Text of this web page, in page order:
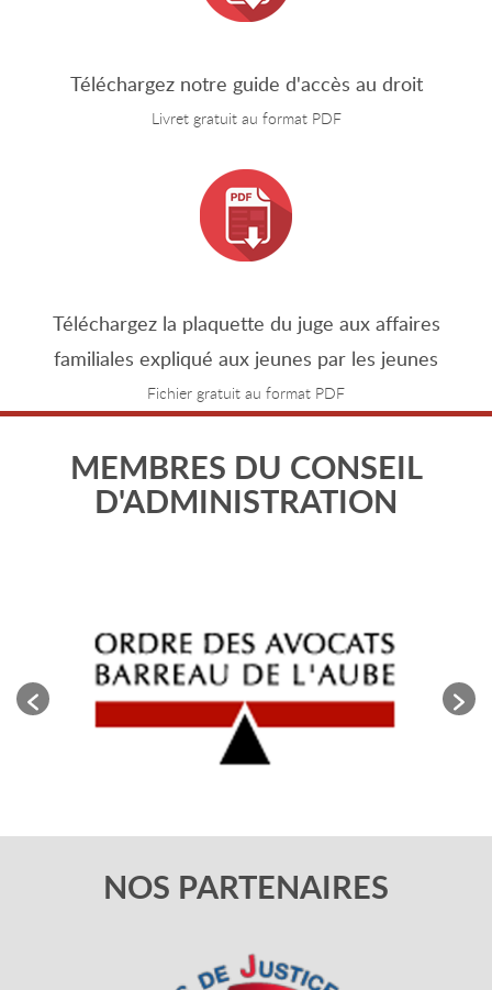
Téléchargez notre guide d'accès au droit
Livret gratuit au format PDF
Téléchargez la plaquette du juge aux affaires
familiales expliqué aux jeunes par les jeunes
Fichier gratuit au format PDF
MEMBRES DU CONSEIL
D'ADMINISTRATION
NOS PARTENAIRES